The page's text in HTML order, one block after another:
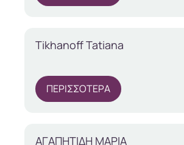
Tikhanoff Tatiana
ΠΕΡΙΣΣΟΤΕΡΑ
ΑΓΑΠΗΤΙΔΗ ΜΑΡΙΑ